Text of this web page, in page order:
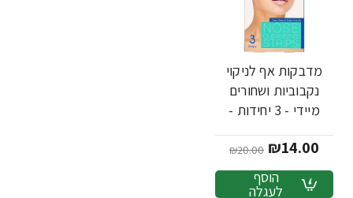
-30%
מדבקות אף לניקוי
נקבוביות ושחורים
מיידי - 3 יחידות -
₪14.00
₪20.00
הוסף
לעגלה